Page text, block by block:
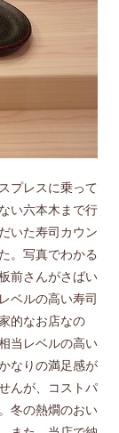
プレスに乗って
い六本木まで行
いた寿司カウン
。写真でわかる
前さんがさばい
ベルの高い寿司
的なお店なの
当レベルの高い
なりの満足感が
んが、コストパ
冬の熱燗のおい